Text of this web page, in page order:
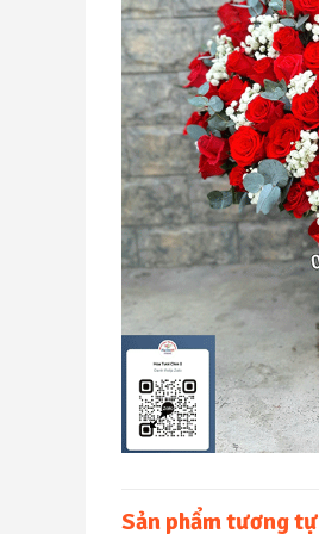
Sản phẩm tương tự